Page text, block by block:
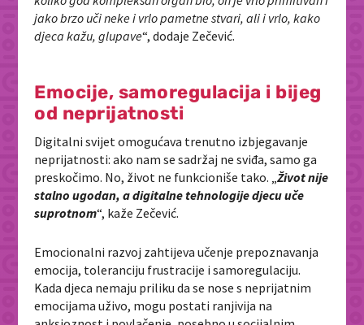
jako brzo uči neke i vrlo pametne stvari, ali i vrlo, kako
djeca kažu, glupave“, dodaje Zečević.
Emocije, samoregulacija i bijeg
od neprijatnosti
Digitalni svijet omogućava trenutno izbjegavanje
neprijatnosti: ako nam se sadržaj ne sviđa, samo ga
preskočimo. No, život ne funkcioniše tako. „Život nije
stalno ugodan, a digitalne tehnologije djecu uče
suprotnom“, kaže Zečević.
Emocionalni razvoj zahtijeva učenje prepoznavanja
emocija, toleranciju frustracije i samoregulaciju.
Kada djeca nemaju priliku da se nose s neprijatnim
emocijama uživo, mogu postati ranjivija na